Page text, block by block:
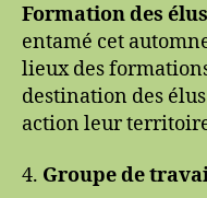
Formation des élus
entamé cet
lieux des
destination des
action leur
4. Groupe de